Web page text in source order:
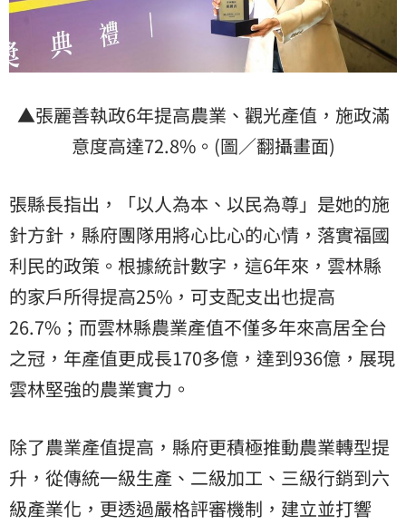
▲張麗善執政6年提高農業、觀光產值，施政滿
意度高達72.8%。(圖／翻攝畫面)
張縣長指出，「以人為本、以民為尊」是她的施
針方針，縣府團隊用將心比心的心情，落實福國
利民的政策。根據統計數字，這6年來，雲林縣
的家戶所得提高25%，可支配支出也提高
26.7%；而雲林縣農業產值不僅多年來高居全台
之冠，年產值更成長170多億，達到936億，展現
雲林堅強的農業實力。
除了農業產值提高，縣府更積極推動農業轉型提
升，從傳統一級生產、二級加工、三級行銷到六
級產業化，更透過嚴格評審機制，建立並打響